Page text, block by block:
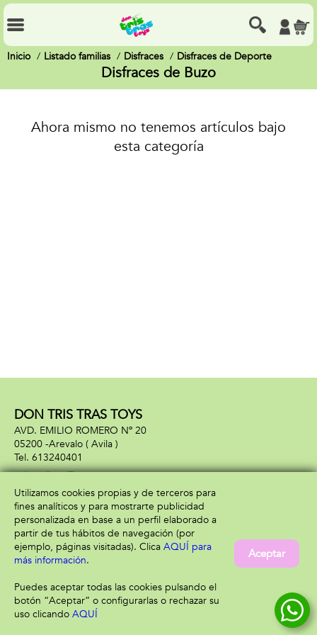
Inicio Listado familias Disfraces Disfraces de Deporte
Disfraces de Buzo
Ahora mismo no tenemos artículos bajo
esta categoría
DON TRIS TRAS TOYS
AVD. EMILIO ROMERO Nº 20
05200 -Arevalo ( Avila )
613240401
Información
Aviso legal
Política de privacidad
Política de cookies
Atención al cliente
Envío y devolución
Utilizamos cookies propias y de terceros para
fines analíticos y para mostrarte publicidad
personalizada en base a un perfil elaborado a
partir de tus hábitos de navegación (por
ejemplo, páginas visitadas). Clica AQUÍ para
más información.
Puedes aceptar todas las cookies pulsando el
botón “Aceptar” o configurarlas o rechazar su
uso clicando AQUÍ
Aceptar